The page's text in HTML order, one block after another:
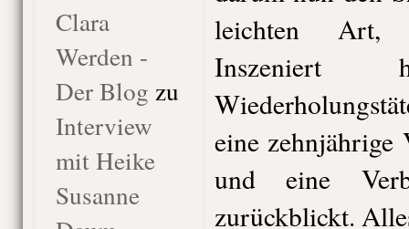
Clara
Werden -
Der Blog zu
Interview
mit Heike
Susanne
leichten Art,
eine zehnjährige
und eine
zurückblickt.